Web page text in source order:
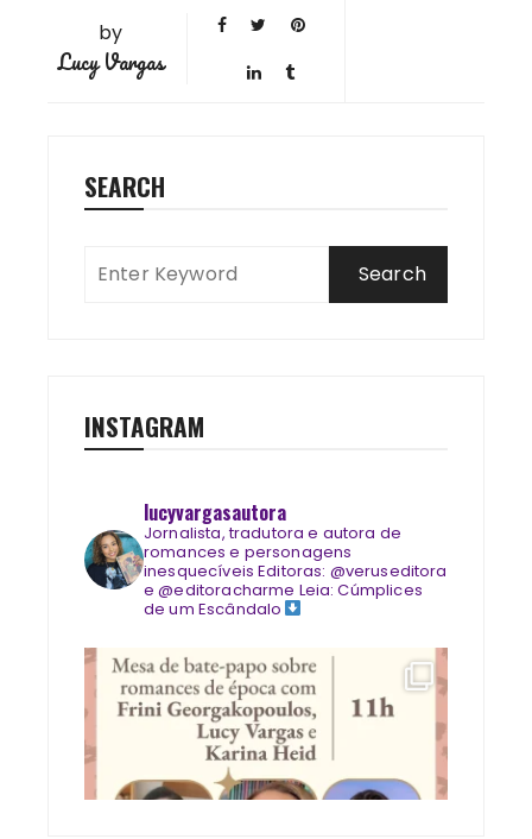
by
Lucy Vargas
SEARCH
INSTAGRAM
lucyvargasautora
Jornalista, tradutora e autora de
romances e personagens
inesquecíveis Editoras: @veruseditora
e @editoracharme Leia: Cúmplices
de um Escândalo